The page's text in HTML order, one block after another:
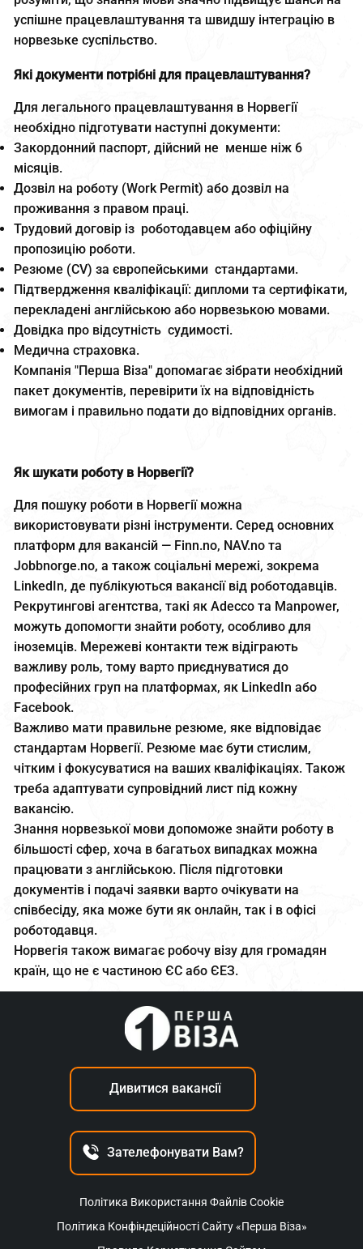
успішне працевлаштування та швидшу інтеграцію в
норвезьке суспільство.
Які документи потрібні для працевлаштування?
Для легального працевлаштування в Норвегії
необхідно підготувати наступні документи:
Закордонний паспорт, дійсний не менше ніж 6
місяців.
Дозвіл на роботу (Work Permit) або дозвіл на
проживання з правом праці.
Трудовий договір із роботодавцем або офіційну
пропозицію роботи.
Резюме (CV) за європейськими стандартами.
Підтвердження кваліфікації: дипломи та сертифікати,
перекладені англійською або норвезькою мовами.
Довідка про відсутність судимості.
Медична страховка.
Компанія "Перша Віза" допомагає зібрати необхідний
пакет документів, перевірити їх на відповідність
вимогам і правильно подати до відповідних органів.
Як шукати роботу в Норвегії?
Для пошуку роботи в Норвегії можна
використовувати різні інструменти. Серед основних
платформ для вакансій — Finn.no, NAV.no та
Jobbnorge.no, а також соціальні мережі, зокрема
LinkedIn, де публікуються вакансії від роботодавців.
Рекрутингові агентства, такі як Adecco та Manpower,
можуть допомогти знайти роботу, особливо для
іноземців. Мережеві контакти теж відіграють
важливу роль, тому варто приєднуватися до
професійних груп на платформах, як LinkedIn або
Facebook.
Важливо мати правильне резюме, яке відповідає
стандартам Норвегії. Резюме має бути стислим,
чітким і фокусуватися на ваших кваліфікаціях. Також
треба адаптувати супровідний лист під кожну
вакансію.
Знання норвезької мови допоможе знайти роботу в
більшості сфер, хоча в багатьох випадках можна
працювати з англійською. Після підготовки
документів і подачі заявки варто очікувати на
співбесіду, яка може бути як онлайн, так і в офісі
роботодавця.
Норвегія також вимагає робочу візу для громадян
країн, що не є частиною ЄС або ЄЕЗ.
Дивитися вакансії
Зателефонувати Вам?
Політика Використання Файлів Cookie
Політика Конфіндеційності Сайту «Перша Віза»